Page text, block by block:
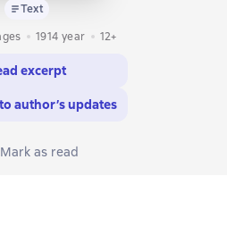
Text
1914 year 12+
excerpt
author’s updates
Mark as read